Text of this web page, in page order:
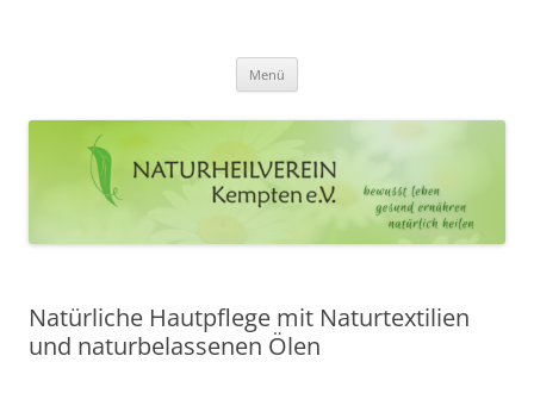
Menü
Natürliche Hautpflege mit Naturtextilien
und naturbelassenen Ölen